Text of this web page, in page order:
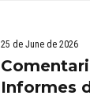
Aurema
Aurema -
Debes
25 de June de 2026
Informes